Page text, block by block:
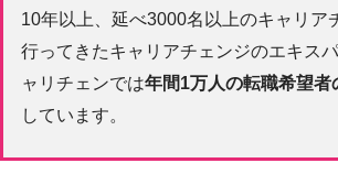
10年以上、延べ3000名以上のキャリア
行ってきたキャリアチェンジのエキス
ャリチェンでは年間1万人の転職希望者
しています。